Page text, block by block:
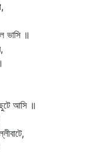
ভাসি ॥
আসি ॥